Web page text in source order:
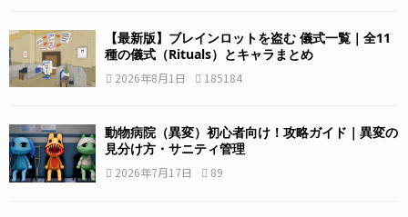
【最新版】ブレインロットを盗む 儀式一覧｜全11
種の儀式（Rituals）とキャラまとめ
2026年8月1日 185184
動物病院（異変）初心者向け！攻略ガイド｜異変の
見分け方・サニティ管理
2026年7月17日 89